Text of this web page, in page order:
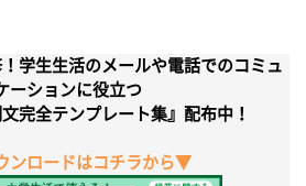
学生生活のメールや電話でのコミュ
ーションに役立つ
完全テンプレート集』配布中！
ンロードはコチラから▼